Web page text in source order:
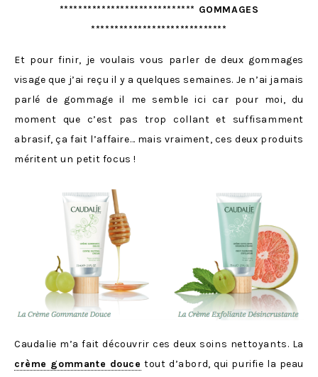
***************************** GOMMAGES
*****************************
Et pour finir, je voulais vous parler de deux gommages
visage que j’ai reçu il y a quelques semaines. Je n’ai jamais
parlé de gommage il me semble ici car pour moi, du
moment que c’est pas trop collant et suffisamment
abrasif, ça fait l’affaire… mais vraiment, ces deux produits
méritent un petit focus !
Caudalie m’a fait découvrir ces deux soins nettoyants. La
crème gommante douce tout d’abord, qui purifie la peau